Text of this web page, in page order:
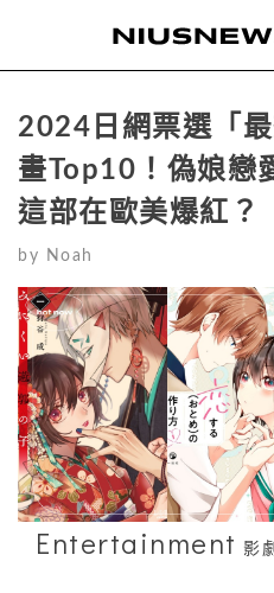
2024日網票選「
畫Top10！偽娘戀
這部在歐美爆紅？
by Noah
Entertainment 影